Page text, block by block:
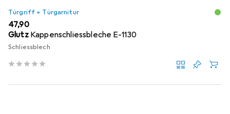
Türgriff + Türgarnitur
EUR
47,90
Glutz Kappenschliessbleche E-1130
Schliessblech